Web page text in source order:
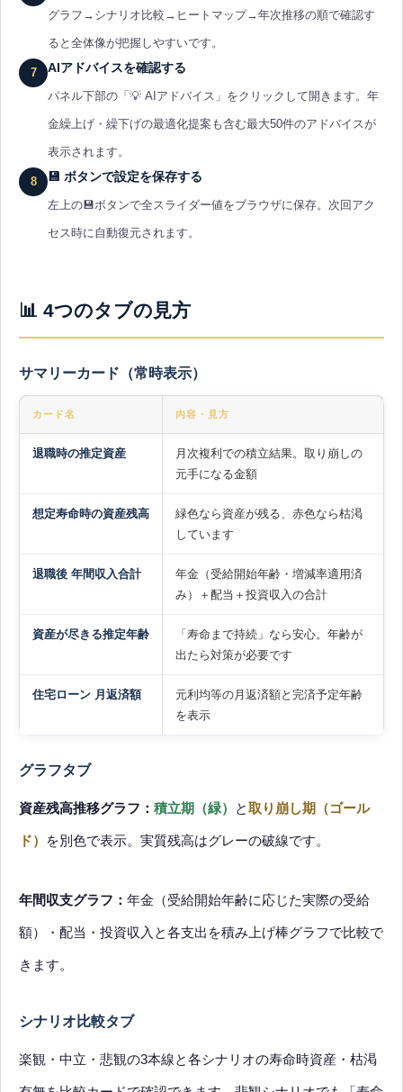
グラフ→シナリオ比較→ヒートマップ→年次推移の順で確認す
ると全体像が把握しやすいです。
7 AIアドバイスを確認する
パネル下部の「💡 AIアドバイス」をクリックして開きます。年
金繰上げ・繰下げの最適化提案も含む最大50件のアドバイスが
表示されます。
8 💾 ボタンで設定を保存する
左上の💾ボタンで全スライダー値をブラウザに保存。次回アク
セス時に自動復元されます。
📊 4つのタブの見方
サマリーカード（常時表示）
カード名 内容・見方
退職時の推定資産
月次複利での積立結果。取り崩しの
元手になる金額
想定寿命時の資産残高
緑色なら資産が残る、赤色なら枯渇
しています
退職後 年間収入合計
年金（受給開始年齢・増減率適用済
み）＋配当＋投資収入の合計
資産が尽きる推定年齢
「寿命まで持続」なら安心。年齢が
出たら対策が必要です
住宅ローン 月返済額
元利均等の月返済額と完済予定年齢
を表示
グラフタブ
資産残高推移グラフ： 積立期（緑） と取り崩し期（ゴール
ド） を別色で表示。実質残高はグレーの破線です。
年間収支グラフ： 年金（受給開始年齢に応じた実際の受給
額）・配当・投資収入と各支出を積み上げ棒グラフで比較で
きます。
シナリオ比較タブ
楽観・中立・悲観の3本線と各シナリオの寿命時資産・枯渇